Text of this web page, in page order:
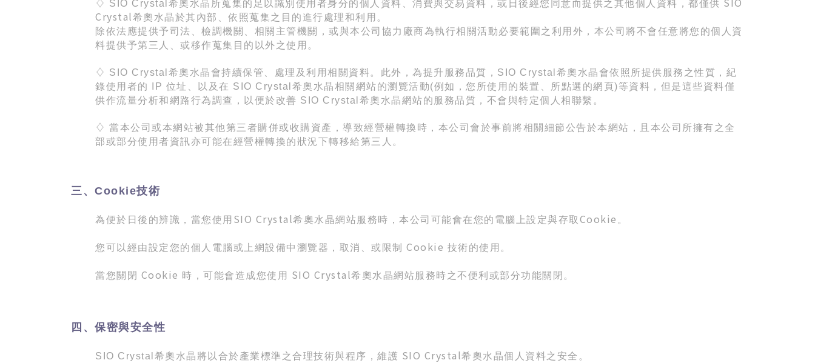
SIO Crystal 希奧水晶所蒐集的足以識別使用者身分的個人資料、消費與交易資料，或日後經您同意而提供之其他個人資料，都僅供
Crystal希奧水晶於其內部、依照蒐集之目的進行處理和利用。
除依法應提供予司法、檢調機關、相關主管機關，或與本公司協力廠商為執行相關活動必要範圍之利用外，本公司將不會任意將您的個人資
料提供予第三人、或移作蒐集目的以外之使用。
♢ SIO Crystal 希奧水晶會持續保管、處理及利用相關資料。 此外，為提升服務品質， SIO Crystal 希奧水晶會依照所提供服務之性質，紀
錄使用者的
IP 位址、以及在 SIO Crystal 希奧水晶相關網站的瀏覽活動(例如，您所使用的裝置、所點選的網頁)等資料，但是這些資料僅
供作流量分析和網路行為調查，以便於改善 SIO Crystal 希奧水晶網站的服務品質，不會與特定個人相聯繫。
♢ 當本公司或本網站被其他第三者購併或收購資產，導致經營權轉換時，本公司會於事前將相關細節公告於本網站，且本公司所擁有之全
部或部分使用者資訊亦可能在經營權轉換的狀況下轉移給第三人。
三、Cookie技術
為便於日後的辨識，當您使用 SIO Crystal希奧水晶網站服務時，本公司可能會在您的電腦上設定與存取 Cookie 。
您可以經由設定您的個人電腦或上網設備中瀏覽器，取消、或限制 Cookie 技術的使用。
當您關閉 Cookie 時，可能會造成您使用 SIO Crystal希奧水晶網站服務時之不便利或部分功能關閉。
四、保密與安全性
SIO Crystal 希奧水晶將以合於產業標準之合理技術與程序，維護 SIO Crystal希奧水晶個人資料之安全。